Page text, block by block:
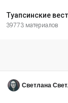
Туапсинские
39773 материалов
Светлана